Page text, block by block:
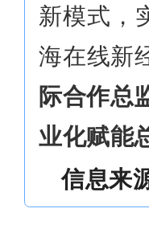
新模式，
海在线新
际合作总
业化赋能
信息来